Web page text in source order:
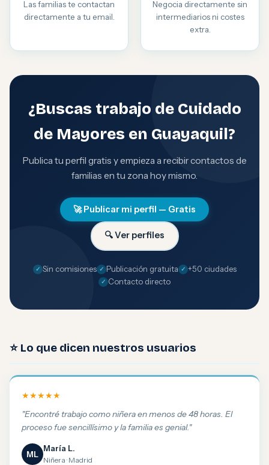
Las familias te contactan
directamente a tu email.
Negocia directamente sin
intermediarios ni costes
extra.
¿Buscas trabajo de Cuidado
de Mayores en Guayaquil?
Publica tu perfil gratis y empieza a recibir contactos de
familias en tu zona hoy mismo.
🚀 Publicar mi perfil — Gratis
🔍 Ver perfiles
Sin comisiones Publicación gratuita
+50 ciudades
Contacto directo
⭐ Lo que dicen nuestros usuarios
★★★★★
"Encontré trabajo como niñera en menos de 48 horas. El
proceso fue sencillísimo y la familia es genial."
ML
María L.
Niñera · Madrid